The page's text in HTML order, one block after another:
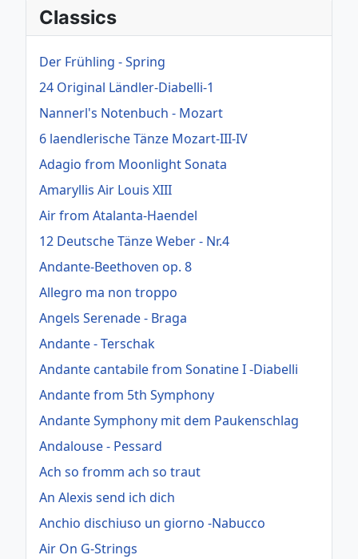
Classics
Der Frühling - Spring
24 Original Ländler-Diabelli-1
Nannerl's Notenbuch - Mozart
6 laendlerische Tänze Mozart-III-IV
Adagio from Moonlight Sonata
Amaryllis Air Louis XIII
Air from Atalanta-Haendel
12 Deutsche Tänze Weber - Nr.4
Andante-Beethoven op. 8
Allegro ma non troppo
Angels Serenade - Braga
Andante - Terschak
Andante cantabile from Sonatine I -Diabelli
Andante from 5th Symphony
Andante Symphony mit dem Paukenschlag
Andalouse - Pessard
Ach so fromm ach so traut
An Alexis send ich dich
Anchio dischiuso un giorno -Nabucco
Air On G-Strings